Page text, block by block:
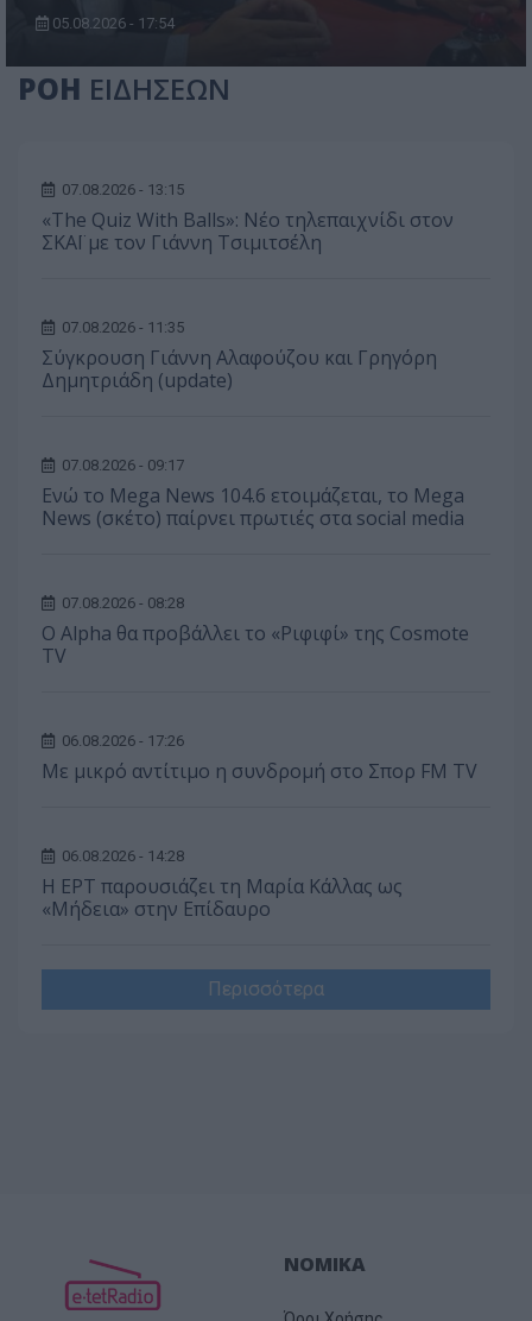
05.08.2026 - 17:54
ΡΟΗ ΕΙΔΗΣΕΩΝ
07.08.2026 - 13:15
«The Quiz With Balls»: Νέο τηλεπαιχνίδι στον
ΣΚΑΪ με τον Γιάννη Τσιμιτσέλη
07.08.2026 - 11:35
Σύγκρουση Γιάννη Αλαφούζου και Γρηγόρη
Δημητριάδη (update)
07.08.2026 - 09:17
Ενώ το Mega News 104.6 ετοιμάζεται, το Mega
News (σκέτο) παίρνει πρωτιές στα social media
07.08.2026 - 08:28
Ο Alpha θα προβάλλει το «Ριφιφί» της Cosmote
TV
06.08.2026 - 17:26
Με μικρό αντίτιμο η συνδρομή στο Σπορ FM TV
06.08.2026 - 14:28
Η ΕΡΤ παρουσιάζει τη Μαρία Κάλλας ως
«Μήδεια» στην Επίδαυρο
Περισσότερα
ΝΟΜΙΚΑ